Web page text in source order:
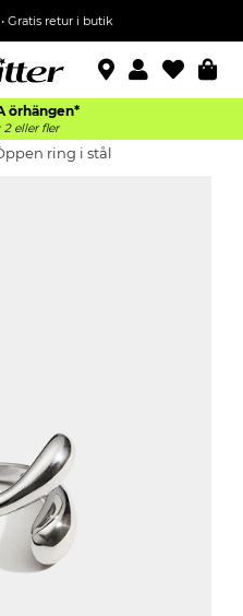
Gratis retur i butik
örhängen*
2 eller fler
ring i stål